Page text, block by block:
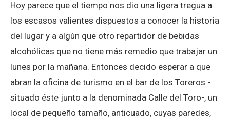
Hoy parece que el tiempo nos dio una ligera tregua a
los escasos valientes dispuestos a conocer la historia
del lugar y a algún que otro repartidor de bebidas
alcohólicas que no tiene más remedio que trabajar un
lunes por la mañana. Entonces decido esperar a que
abran la oficina de turismo en el bar de los Toreros -
situado éste junto a la denominada Calle del Toro-, un
local de pequeño tamaño, anticuado, cuyas paredes,